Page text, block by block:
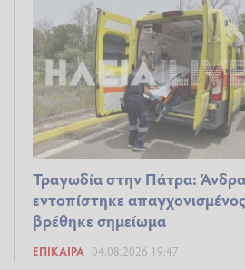
Τραγωδία στην Πάτρα:
εντοπίστηκε
βρέθηκε σημείωμα
ΕΠΊΚΑΙΡΑ 04.08.2026 19:47